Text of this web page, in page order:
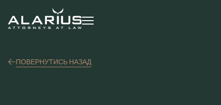
ПОВЕРНУТИСЬ НАЗАД